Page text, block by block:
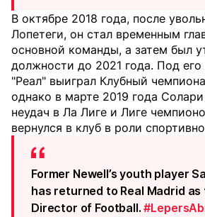
В октябре 2018 года, после
Лопетеги, он стал временным
основной команды, а затем был
должности до 2021 года. Под
"Реал" выиграл Клубный
однако в марте 2019 года
неудач в Ла Лиге и Лиге
вернулся в клуб в роли
Former Newell’s youth player
has returned to Real Madrid as
Director of Football.